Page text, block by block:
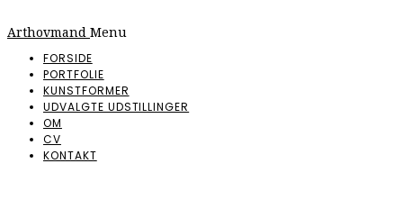
Arthovmand Menu
FORSIDE
PORTFOLIE
KUNSTFORMER
UDVALGTE UDSTILLINGER
OM
CV
KONTAKT